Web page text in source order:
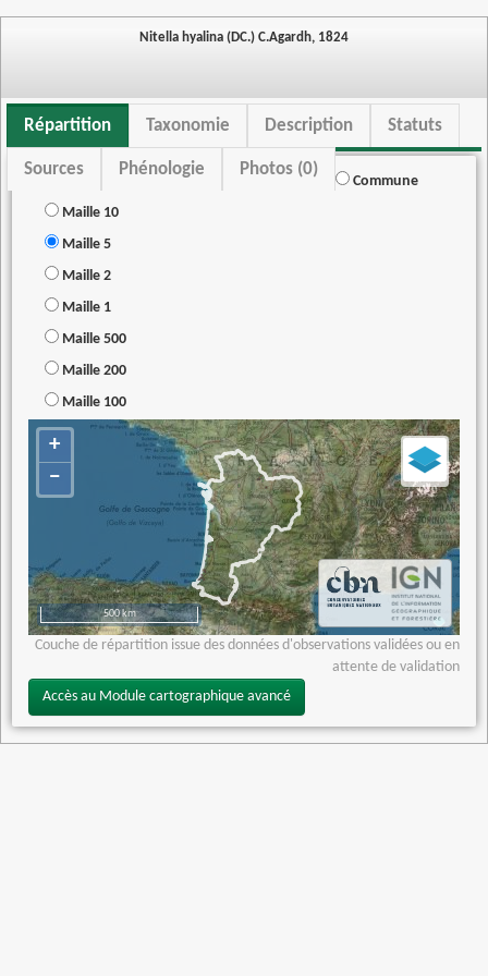
Nitella hyalina (DC.) C.Agardh, 1824
Répartition Taxonomie Description Statuts
Sources Phénologie Photos (0)
Commune
Maille 10
Maille 5
Maille 2
Maille 1
Maille 500
Maille 200
Maille 100
+
−
500 km
Couche de répartition issue des données d'observations validées ou en
attente de validation
Accès au Module cartographique avancé